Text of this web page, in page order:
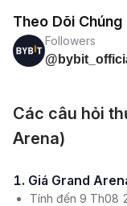
Theo Dõi
Followers
Các câu hỏi
Arena)
1. Giá Grand
Tính đến 9 Th08